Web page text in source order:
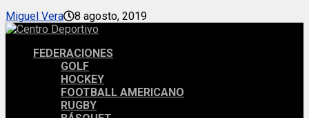
Miguel Vera
8 agosto, 2019
FEDERACIONES
GOLF
HOCKEY
FOOTBALL AMERICANO
RUGBY